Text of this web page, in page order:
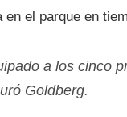
el parque en
a los cinco
Goldberg.